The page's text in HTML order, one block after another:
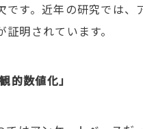
です。近年の研究では
明されています。
的数値化」